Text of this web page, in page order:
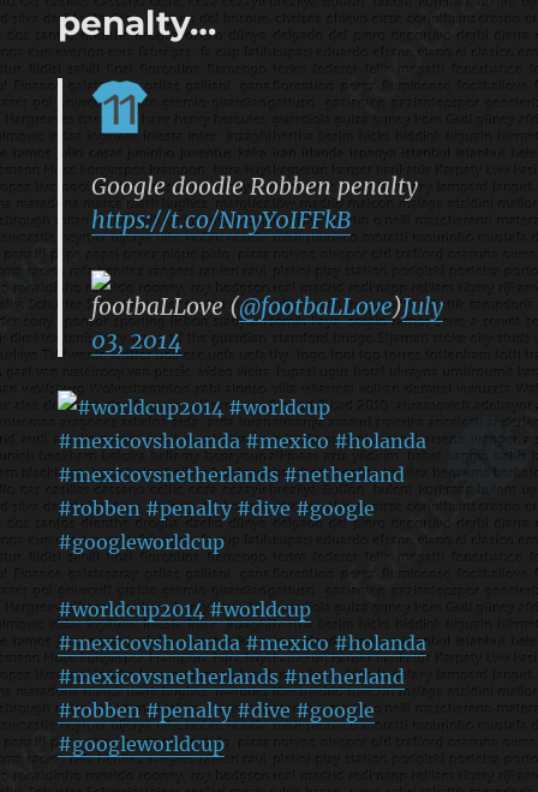
penalty…
Google doodle Robben penalty
https://t.co/NnyY0IFFkB
footbaLLove (@footbaLLove)July
03, 2014
#worldcup2014 #worldcup
#mexicovsholanda #mexico #holanda
#mexicovsnetherlands #netherland
#robben #penalty #dive #google
#googleworldcup